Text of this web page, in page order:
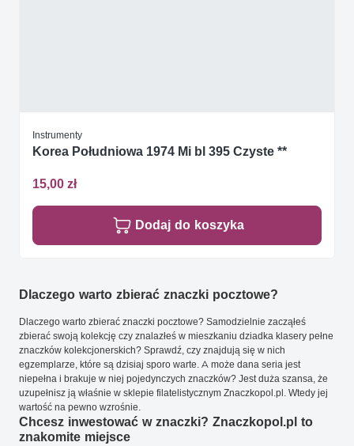
Instrumenty
Korea Południowa 1974 Mi bl 395 Czyste **
15,00 zł
Dodaj do koszyka
Dlaczego warto zbierać znaczki pocztowe?
Dlaczego warto zbierać znaczki pocztowe? Samodzielnie zacząłeś
zbierać swoją kolekcję czy znalazłeś w mieszkaniu dziadka klasery pełne
znaczków kolekcjonerskich? Sprawdź, czy znajdują się w nich
egzemplarze, które są dzisiaj sporo warte. A może dana seria jest
niepełna i brakuje w niej pojedynczych znaczków? Jest duża szansa, że
uzupełnisz ją właśnie w sklepie filatelistycznym Znaczkopol.pl. Wtedy jej
wartość na pewno wzrośnie.
Chcesz inwestować w znaczki? Znaczkopol.pl to
znakomite miejsce